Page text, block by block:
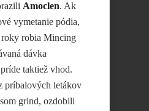
Amoclen. Ak
vymetanie pódia,
roky robia Mincing
dávka
taktiež vhod.
príbalových letákov
grind, ozdobili